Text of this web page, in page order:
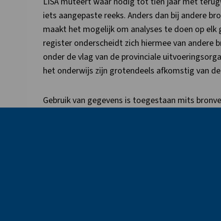
iets aangepaste reeks. Anders dan bij andere
maakt het mogelijk om analyses te doen op
register onderscheidt zich hiermee van andere
onder de vlag van de provinciale
het onderwijs zijn grotendeels afkomstig van
Gebruik van gegevens is toegestaan mits